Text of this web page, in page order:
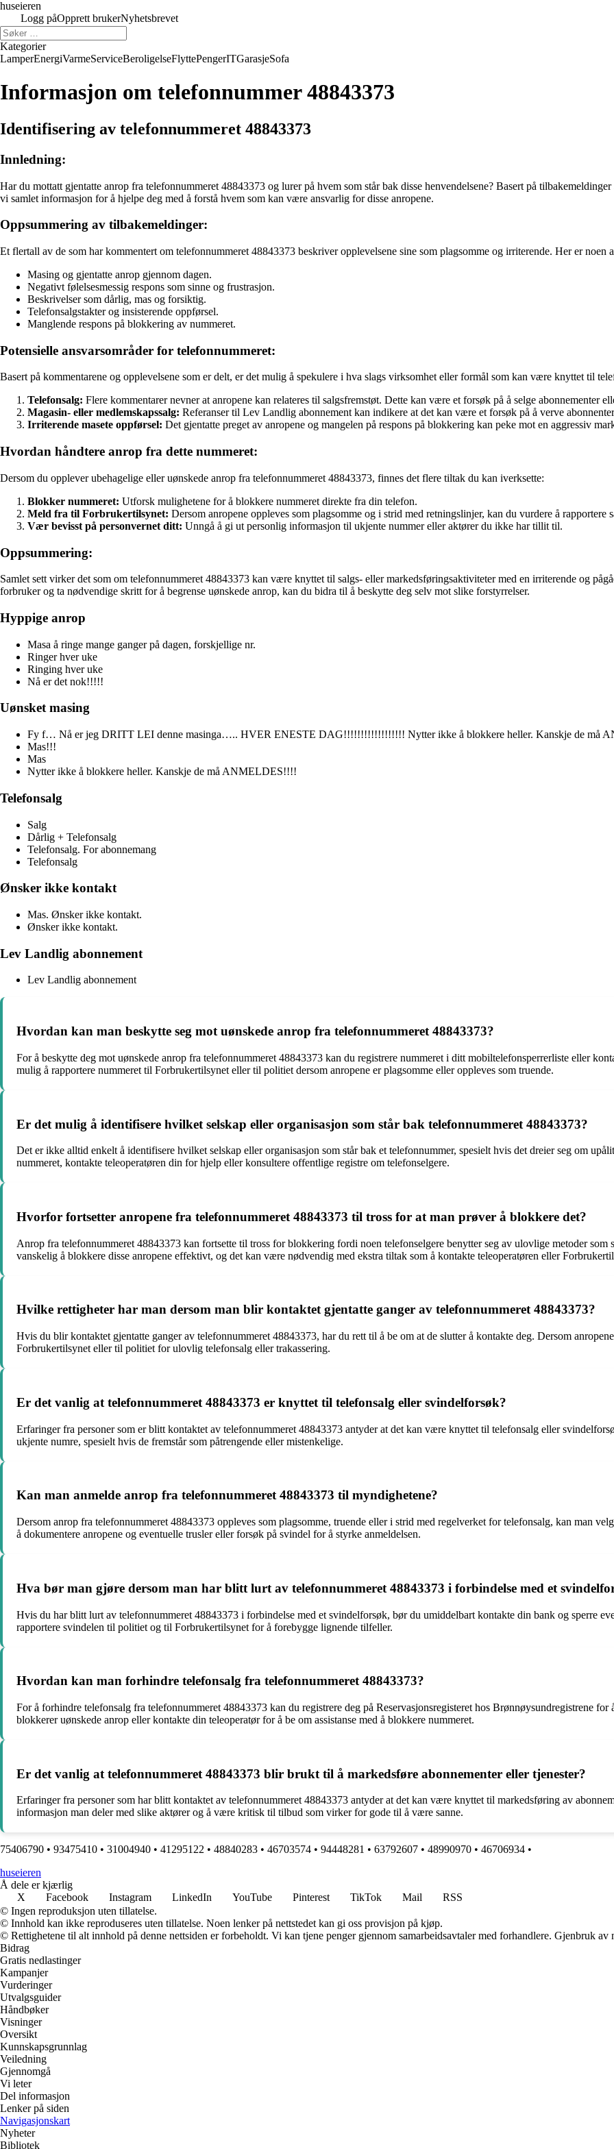
huseieren
Logg påOpprett brukerNyhetsbrevet
Kategorier
LamperEnergiVarmeServiceBeroligelseFlyttePengerITGarasjeSofa
Informasjon om telefonnummer 48843373
Identifisering av telefonnummeret 48843373
Innledning:
Har du mottatt gjentatte anrop fra telefonnummeret 48843373 og lurer på hvem som står bak disse henvendelsene? Basert på
vi samlet informasjon for å hjelpe deg med å forstå hvem som kan være ansvarlig for disse anropene.
Oppsummering av tilbakemeldinger:
Et flertall av de som har kommentert om telefonnummeret 48843373 beskriver opplevelsene sine som plagsomme og irriterende. Her er noen
Masing og gjentatte anrop gjennom dagen.
Negativt følelsesmessig respons som sinne og frustrasjon.
Beskrivelser som dårlig, mas og forsiktig.
Telefonsalgstakter og insisterende oppførsel.
Manglende respons på blokkering av nummeret.
Potensielle ansvarsområder for telefonnummeret:
Basert på kommentarene og opplevelsene som er delt, er det mulig å spekulere i hva slags virksomhet eller formål som kan være knyttet til
Telefonsalg: Flere kommentarer nevner at anropene kan relateres til salgsfremstøt. Dette kan være et forsøk på å selge abonnementer
Magasin- eller medlemskapssalg: Referanser til Lev Landlig abonnement kan indikere at det kan være et forsøk på å verve
Irriterende masete oppførsel: Det gjentatte preget av anropene og mangelen på respons på blokkering kan peke mot en aggressiv
Hvordan håndtere anrop fra dette nummeret:
Dersom du opplever ubehagelige eller uønskede anrop fra telefonnummeret 48843373, finnes det flere tiltak du kan iverksette:
Blokker nummeret: Utforsk mulighetene for å blokkere nummeret direkte fra din telefon.
Meld fra til Forbrukertilsynet: Dersom anropene oppleves som plagsomme og i strid med retningslinjer, kan du vurdere å rapportere
Vær bevisst på personvernet ditt: Unngå å gi ut personlig informasjon til ukjente nummer eller aktører du ikke har tillit til.
Oppsummering:
Samlet sett virker det som om telefonnummeret 48843373 kan være knyttet til salgs- eller markedsføringsaktiviteter med en irriterende og
forbruker og ta nødvendige skritt for å begrense uønskede anrop, kan du bidra til å beskytte deg selv mot slike forstyrrelser.
Hyppige anrop
Masa å ringe mange ganger på dagen, forskjellige nr.
Ringer hver uke
Ringing hver uke
Nå er det nok!!!!!
Uønsket masing
Fy f… Nå er jeg DRITT LEI denne masinga….. HVER ENESTE DAG!!!!!!!!!!!!!!!!!! Nytter ikke å blokkere heller. Kanskje de må
Mas!!!
Mas
Nytter ikke å blokkere heller. Kanskje de må ANMELDES!!!!
Telefonsalg
Salg
Dårlig + Telefonsalg
Telefonsalg. For abonnemang
Telefonsalg
Ønsker ikke kontakt
Mas. Ønsker ikke kontakt.
Ønsker ikke kontakt.
Lev Landlig abonnement
Lev Landlig abonnement
Hvordan kan man beskytte seg mot uønskede anrop fra telefonnummeret 48843373?
For å beskytte deg mot uønskede anrop fra telefonnummeret 48843373 kan du registrere nummeret i ditt mobiltelefonsperrerliste eller
mulig å rapportere nummeret til Forbrukertilsynet eller til politiet dersom anropene er plagsomme eller oppleves som truende.
Er det mulig å identifisere hvilket selskap eller organisasjon som står bak telefonnummeret 48843373?
Det er ikke alltid enkelt å identifisere hvilket selskap eller organisasjon som står bak et telefonnummer, spesielt hvis det dreier seg om
nummeret, kontakte teleoperatøren din for hjelp eller konsultere offentlige registre om telefonselgere.
Hvorfor fortsetter anropene fra telefonnummeret 48843373 til tross for at man prøver å blokkere det?
Anrop fra telefonnummeret 48843373 kan fortsette til tross for blokkering fordi noen telefonselgere benytter seg av ulovlige metoder
vanskelig å blokkere disse anropene effektivt, og det kan være nødvendig med ekstra tiltak som å kontakte teleoperatøren eller
Hvilke rettigheter har man dersom man blir kontaktet gjentatte ganger av telefonnummeret 48843373?
Hvis du blir kontaktet gjentatte ganger av telefonnummeret 48843373, har du rett til å be om at de slutter å kontakte deg. Dersom
Forbrukertilsynet eller til politiet for ulovlig telefonsalg eller trakassering.
Er det vanlig at telefonnummeret 48843373 er knyttet til telefonsalg eller svindelforsøk?
Erfaringer fra personer som er blitt kontaktet av telefonnummeret 48843373 antyder at det kan være knyttet til telefonsalg eller
ukjente numre, spesielt hvis de fremstår som påtrengende eller mistenkelige.
Kan man anmelde anrop fra telefonnummeret 48843373 til myndighetene?
Dersom anrop fra telefonnummeret 48843373 oppleves som plagsomme, truende eller i strid med regelverket for telefonsalg, kan man
å dokumentere anropene og eventuelle trusler eller forsøk på svindel for å styrke anmeldelsen.
Hva bør man gjøre dersom man har blitt lurt av telefonnummeret 48843373 i forbindelse med et
Hvis du har blitt lurt av telefonnummeret 48843373 i forbindelse med et svindelforsøk, bør du umiddelbart kontakte din bank og sperre
rapportere svindelen til politiet og til Forbrukertilsynet for å forebygge lignende tilfeller.
Hvordan kan man forhindre telefonsalg fra telefonnummeret 48843373?
For å forhindre telefonsalg fra telefonnummeret 48843373 kan du registrere deg på Reservasjonsregisteret hos Brønnøysundregistrene
blokkerer uønskede anrop eller kontakte din teleoperatør for å be om assistanse med å blokkere nummeret.
Er det vanlig at telefonnummeret 48843373 blir brukt til å markedsføre abonnementer eller tjenester?
Erfaringer fra personer som har blitt kontaktet av telefonnummeret 48843373 antyder at det kan være knyttet til markedsføring av
informasjon man deler med slike aktører og å være kritisk til tilbud som virker for gode til å være sanne.
75406790 • 93475410 • 31004940 • 41295122 • 48840283 • 46703574 • 94448281 • 63792607 • 48990970 • 46706934 •
huseieren
Å dele er kjærlig
X
Facebook Instagram LinkedIn YouTube Pinterest TikTok Mail
RSS
© Ingen reproduksjon uten tillatelse.
© Innhold kan ikke reproduseres uten tillatelse. Noen lenker på nettstedet kan gi oss provisjon på kjøp.
© Rettighetene til alt innhold på denne nettsiden er forbeholdt. Vi kan tjene penger gjennom samarbeidsavtaler med forhandlere. Gjenbruk
Bidrag
Gratis nedlastinger
Kampanjer
Vurderinger
Utvalgsguider
Håndbøker
Visninger
Oversikt
Kunnskapsgrunnlag
Veiledning
Gjennomgå
Vi leter
Del informasjon
Lenker på siden
Navigasjonskart
Nyheter
Bibliotek